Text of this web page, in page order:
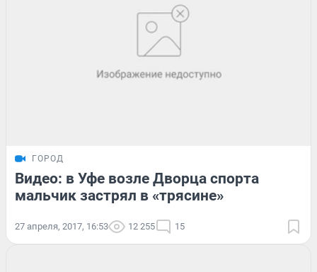
ГОРОД
Видео: в Уфе возле Дворца спорта
мальчик застрял в «трясине»
27 апреля, 2017, 16:53 12 255 15